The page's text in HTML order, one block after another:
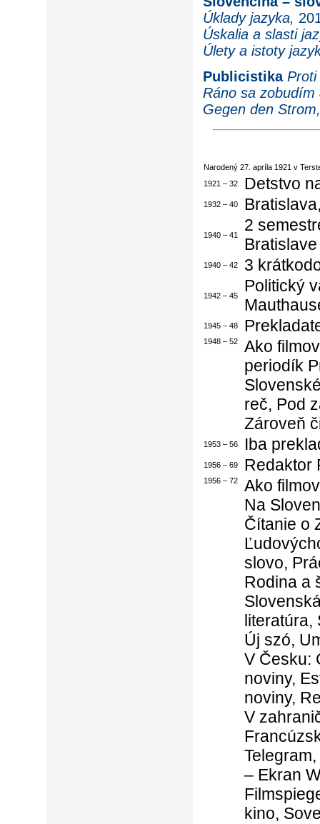
Úklady jazyka,
Úskalia a slasti
Úlety a istoty
Publicistika
Ráno sa
Gegen den Strom,
Narodený 27. apríla 1921 v
1921 – 32
Detstvo
1932 – 40
1940 – 41
2
Bratislave
1940 – 42 3
1942 – 45
Politický
1945 – 48
1948 – 52
Ako
periodík
reč, Pod
Zároveň
1953 – 56 Iba
1956 – 69 Redaktor
1956 – 72
Ako
Na
Čítanie o
slovo,
Rodina a
Új szó,
V Česku:
noviny,
noviny,
V
– Ekran
kino,